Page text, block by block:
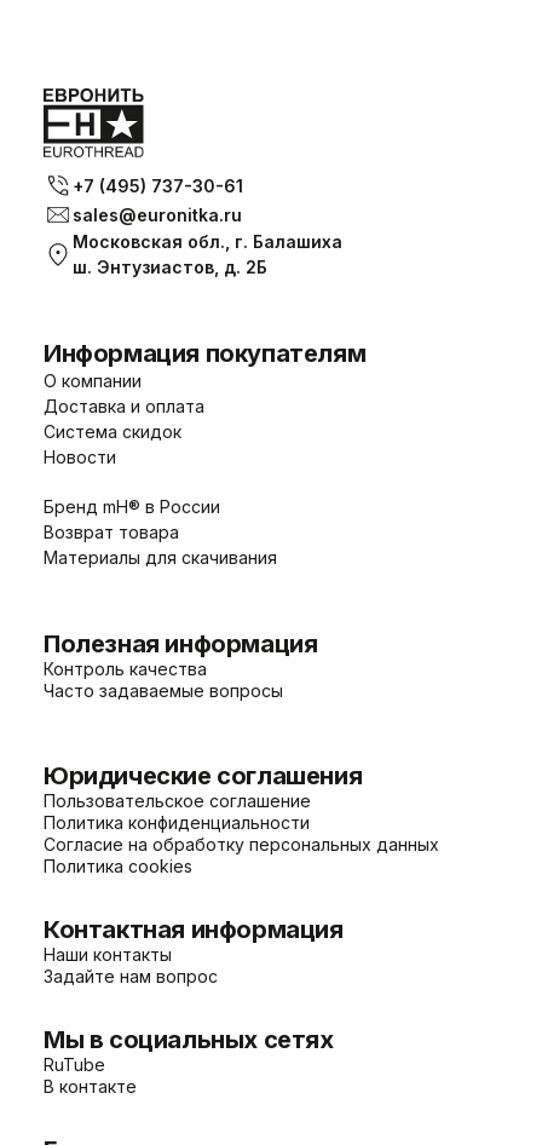
+7 (495) 737-30-61
sales@euronitka.ru
Московская обл., г. Балашиха
ш. Энтузиастов, д. 2Б
Информация покупателям
О компании
Доставка и оплата
Система скидок
Новости
Бренд mH® в России
Возврат товара
Материалы для скачивания
Полезная информация
Контроль качества
Часто задаваемые вопросы
Юридические соглашения
Пользовательское соглашение
Политика конфиденциальности
Согласие на обработку персональных данных
Политика cookies
Контактная информация
Наши контакты
Задайте нам вопрос
Мы в социальных сетях
RuTube
В контакте